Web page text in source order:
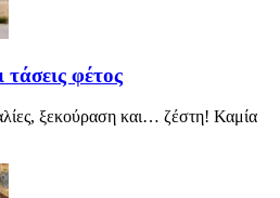
φέτος
ξεκούραση και… ζέστη! Καμία